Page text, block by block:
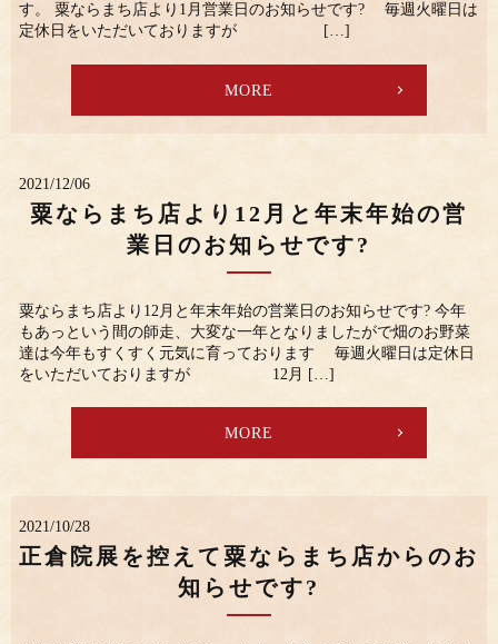
す。 粟ならまち店より1月営業日のお知らせです? 毎週火曜日は
定休日をいただいておりますが […]
MORE
2021/12/06
粟ならまち店より12月と年末年始の営
業日のお知らせです?
粟ならまち店より12月と年末年始の営業日のお知らせです? 今年
もあっという間の師走、大変な一年となりましたがで畑のお野菜
達は今年もすくすく元気に育っております 毎週火曜日は定休日
をいただいておりますが 12月 […]
MORE
2021/10/28
正倉院展を控えて粟ならまち店からのお
知らせです?